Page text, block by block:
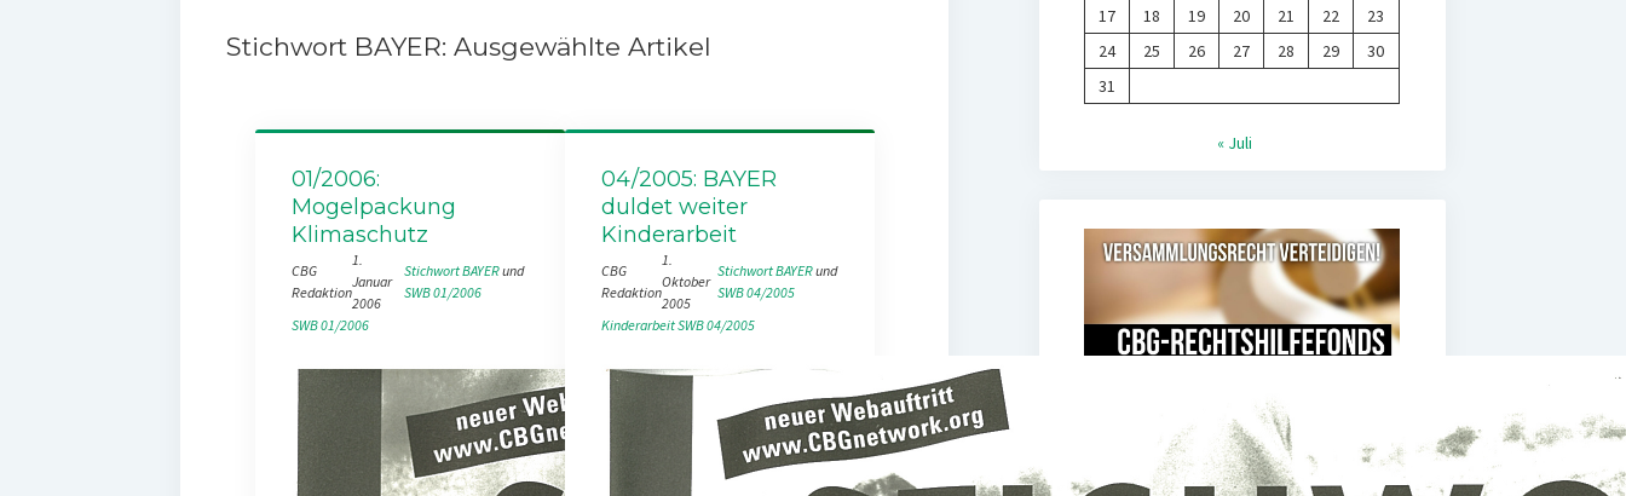
Stichwort BAYER: Ausgewählte Artikel
01/2006:
Mogelpackung
Klimaschutz
CBG
Redaktion
1.
Januar
2006
Stichwort BAYER
und
SWB 01/2006
SWB 01/2006
04/2005: BAYER
duldet weiter
Kinderarbeit
CBG
Redaktion
1.
Oktober
2005
Stichwort BAYER
und
SWB 04/2005
KinderarbeitSWB 04/2005
17
18 19 20 21 22
23
24
25 26 27 28 29
30
31
« Juli